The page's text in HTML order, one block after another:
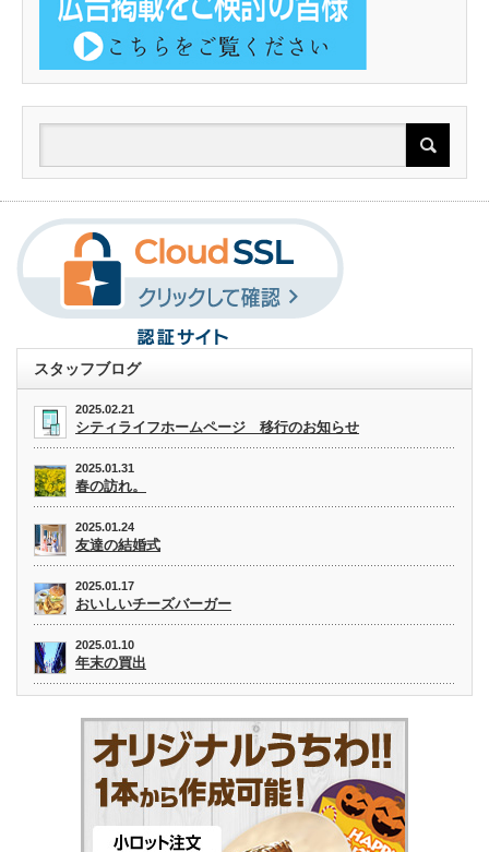
スタッフブログ
2025.02.21
シティライフホームページ 移行のお知らせ
2025.01.31
春の訪れ。
2025.01.24
友達の結婚式
2025.01.17
おいしいチーズバーガー
2025.01.10
年末の買出